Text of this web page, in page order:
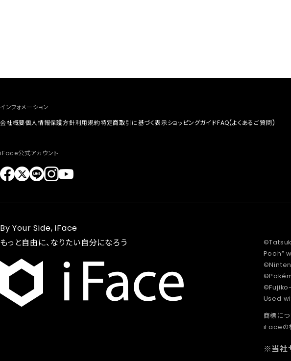
インフォメーション
会社概要個人情報保護方針利用規約特定商取引に基づく表示ショッピングガイドFAQ(よくあるご質問)
iFace公式アカウント
Pooh”
Used
商標に
iFaceの
※当社
By Your Side, iFace
もっと自由に、なりたい自分になろう